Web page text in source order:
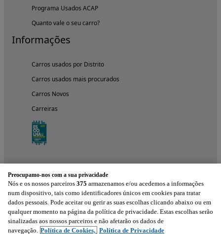
Programa Usados ACAP
Quanto vale o seu carro?
Informações
Carros usados por Distrito
Carros usados mais procurados
Carros Novos
Carreiras
Experimenta a aplicação
Preocupamo-nos com a sua privacidade
Nós e os nossos parceiros 375 armazenamos e/ou acedemos a informações
num dispositivo, tais como identificadores únicos em cookies para tratar
dados pessoais. Pode aceitar ou gerir as suas escolhas clicando abaixo ou em
qualquer momento na página da política de privacidade. Estas escolhas serão
sinalizadas aos nossos parceiros e não afetarão os dados de
navegação. Política de Cookies, Política de Privacidade